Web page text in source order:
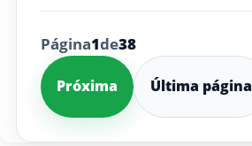
Página1de38
Próxima Última página